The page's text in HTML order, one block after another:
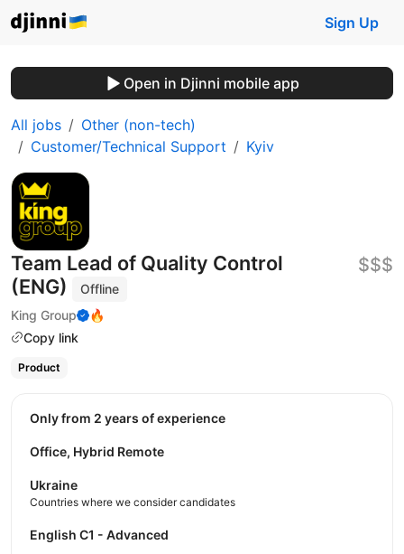
Sign Up
Open in Djinni mobile app
All jobs
Other (non-tech)
Customer/Technical Support
Kyiv
Team Lead of Quality Control
(ENG)
Offline
King Group
🔥
Copy link
$$$
Product
Only from 2 years of experience
Office, Hybrid Remote
Ukraine
Countries where we consider candidates
English C1 - Advanced